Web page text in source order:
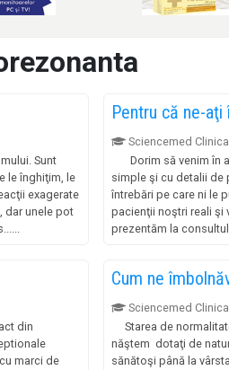
Sunt
le înghiţim, le
exagerate
dar unele pot
Pentru că ne-
Sciencemed Clinica
Dorim să venim în
simple şi cu detalii de
întrebări pe care ni le
pacienţii noştri reali
prezentăm la consultul
din
marci de
Cum ne
Sciencemed Clinica
Starea de
năştem dotaţi de
sănătoşi până la